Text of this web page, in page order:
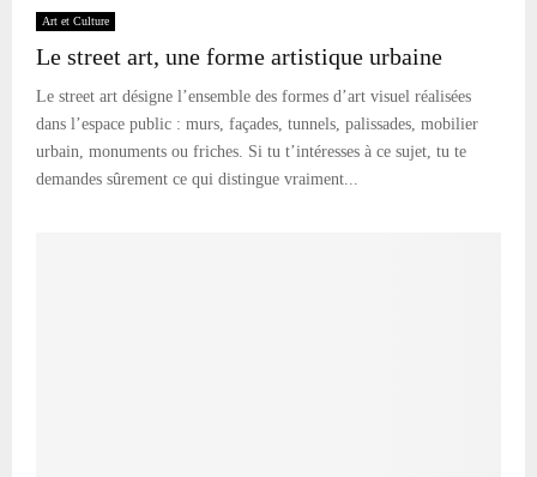
Art et Culture
Le street art, une forme artistique urbaine
Le street art désigne l’ensemble des formes d’art visuel réalisées
dans l’espace public : murs, façades, tunnels, palissades, mobilier
urbain, monuments ou friches. Si tu t’intéresses à ce sujet, tu te
demandes sûrement ce qui distingue vraiment...